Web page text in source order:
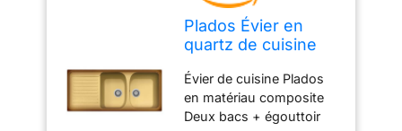
Plados Évier en
quartz de cuisine
deux bacs plus
égouttoir - Terre de
France
Évier de cuisine Plados
en matériau composite
Deux bacs + égouttoir